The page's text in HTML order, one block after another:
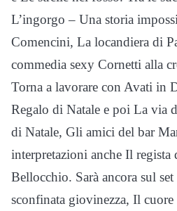
L’ingorgo – Una storia
Comencini, La locandiera di
commedia sexy Cornetti alla
Torna a lavorare con Avati in
Regalo di Natale e poi La via
di Natale, Gli amici del bar
interpretazioni anche Il
Bellocchio. Sarà ancora sul
sconfinata giovinezza, Il cuore